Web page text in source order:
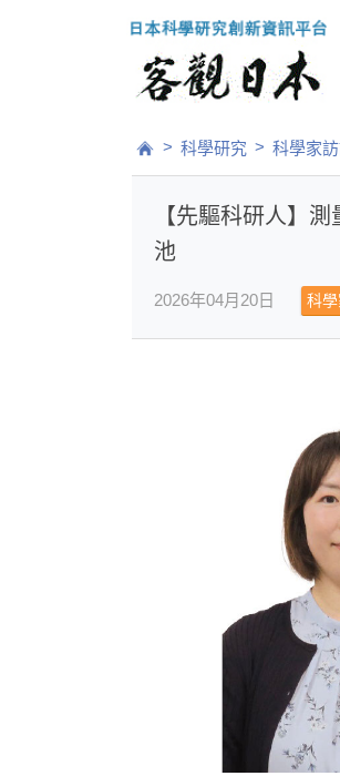
> 科學研究 > 科學家
【先驅科研人】
池
2026年04月20日 科